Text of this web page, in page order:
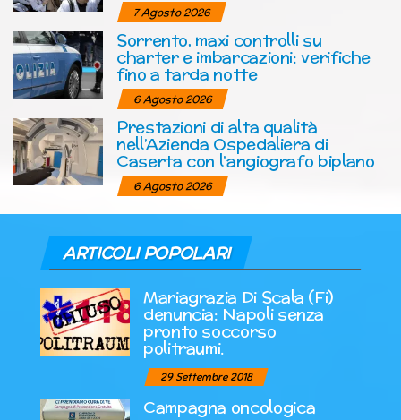
7 Agosto 2026
Sorrento, maxi controlli su
charter e imbarcazioni: verifiche
fino a tarda notte
6 Agosto 2026
Prestazioni di alta qualità
nell’Azienda Ospedaliera di
Caserta con l’angiografo biplano
6 Agosto 2026
ARTICOLI POPOLARI
Mariagrazia Di Scala (Fi)
denuncia: Napoli senza
pronto soccorso
politraumi.
29 Settembre 2018
Campagna oncologica